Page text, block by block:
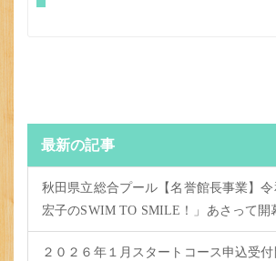
最新の記事
秋田県立総合プール【名誉館長事業】
宏子のSWIM TO SMILE！」あさって開
２０２６年１月スタートコース申込受付